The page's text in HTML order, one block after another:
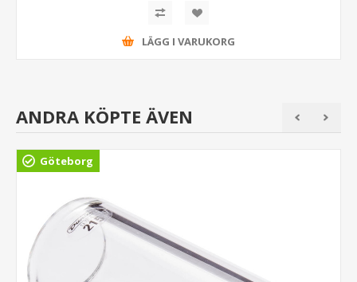
LÄGG I VARUKORG
ANDRA KÖPTE ÄVEN
Göteborg